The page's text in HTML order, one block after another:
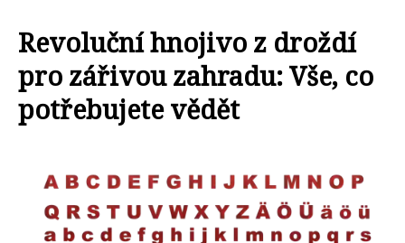
Revoluční hnojivo z droždí
pro zářivou zahradu: Vše, co
potřebujete vědět